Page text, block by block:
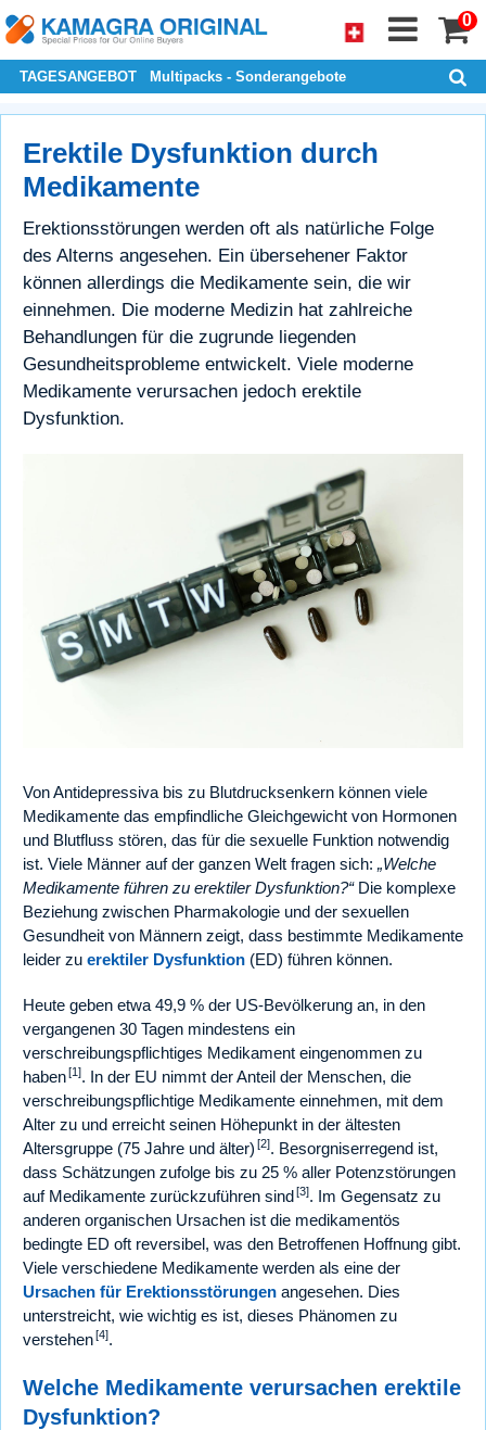
0
TAGESANGEBOT Multipacks - Sonderangebote
Erektile Dysfunktion durch
Medikamente
Erektionsstörungen werden oft als natürliche Folge
des Alterns angesehen. Ein übersehener Faktor
können allerdings die Medikamente sein, die wir
einnehmen. Die moderne Medizin hat zahlreiche
Behandlungen für die zugrunde liegenden
Gesundheitsprobleme entwickelt. Viele moderne
Medikamente verursachen jedoch erektile
Dysfunktion.
Von Antidepressiva bis zu Blutdrucksenkern können viele
Medikamente das empfindliche Gleichgewicht von Hormonen
und Blutfluss stören, das für die sexuelle Funktion notwendig
ist. Viele Männer auf der ganzen Welt fragen sich: „Welche
Medikamente führen zu erektiler Dysfunktion?“Die komplexe
Beziehung zwischen Pharmakologie und der sexuellen
Gesundheit von Männern zeigt, dass bestimmte Medikamente
leider zu erektiler Dysfunktion (ED) führen können.
Heute geben etwa 49,9 % der US-Bevölkerung an, in den
vergangenen 30 Tagen mindestens ein
verschreibungspflichtiges Medikament eingenommen zu
haben[1]. In der EU nimmt der Anteil der Menschen, die
verschreibungspflichtige Medikamente einnehmen, mit dem
Alter zu und erreicht seinen Höhepunkt in der ältesten
Altersgruppe (75 Jahre und älter) [2]. Besorgniserregend ist,
dass Schätzungen zufolge bis zu 25 % aller Potenzstörungen
auf Medikamente zurückzuführen sind[3]. Im Gegensatz zu
anderen organischen Ursachen ist die medikamentös
bedingte ED oft reversibel, was den Betroffenen Hoffnung gibt.
Viele verschiedene Medikamente werden als eine der
Ursachen für Erektionsstörungen angesehen. Dies
unterstreicht, wie wichtig es ist, dieses Phänomen zu
verstehen[4].
Welche Medikamente verursachen erektile
Dysfunktion?